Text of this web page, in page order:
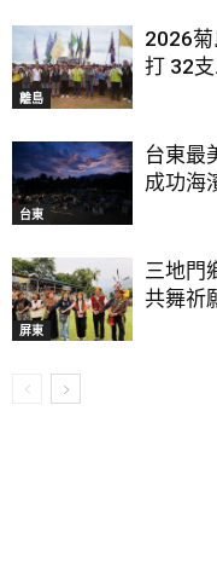
離島
2026
打 32支
台東
台東最
成功海
屏東
三地門
共舞祈